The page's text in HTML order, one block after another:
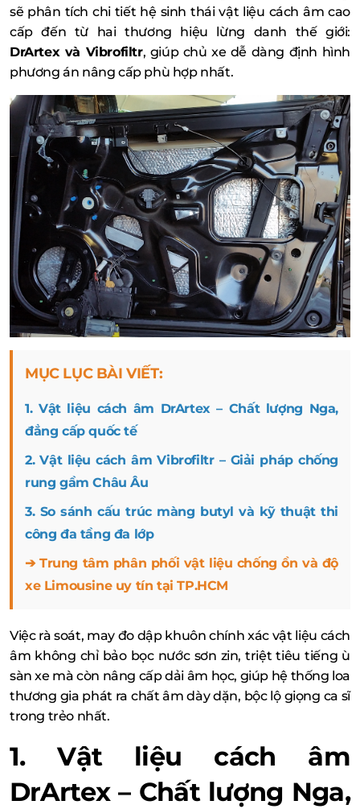
sẽ phân tích chi tiết hệ sinh thái vật liệu cách âm cao
cấp đến từ hai thương hiệu lừng danh thế giới:
DrArtex và Vibrofiltr, giúp chủ xe dễ dàng định hình
phương án nâng cấp phù hợp nhất.
MỤC LỤC BÀI VIẾT:
1. Vật liệu cách âm DrArtex – Chất lượng Nga,
đẳng cấp quốc tế
2. Vật liệu cách âm Vibrofiltr – Giải pháp chống
rung gầm Châu Âu
3. So sánh cấu trúc màng butyl và kỹ thuật thi
công đa tầng đa lớp
➔ Trung tâm phân phối vật liệu chống ồn và độ
xe Limousine uy tín tại TP.HCM
Việc rà soát, may đo dập khuôn chính xác vật liệu cách
âm không chỉ bảo bọc nước sơn zin, triệt tiêu tiếng ù
sàn xe mà còn nâng cấp dải âm học, giúp hệ thống loa
thương gia phát ra chất âm dày dặn, bộc lộ giọng ca sĩ
trong trẻo nhất.
1. Vật liệu cách âm
DrArtex – Chất lượng Nga,